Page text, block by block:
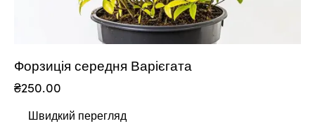
Форзиція середня Варієгата
₴250.00
Швидкий перегляд